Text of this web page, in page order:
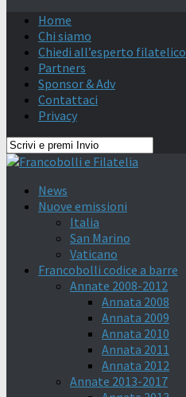
Home
Chi siamo
Chiedi all’esperto filatelico
Partners
Sponsor & Adv
Contattaci
Privacy
News
Nuove emissioni
Italia
San Marino
Vaticano
Francobolli codice a barre
Annate 2008-2012
Annata 2008
Annata 2009
Annata 2010
Annata 2011
Annata 2012
Annate 2013-2017